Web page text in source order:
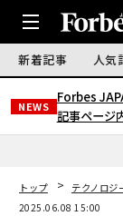
新着記事 人気
NEWS
Forbes
記事ページ
トップ テクノロジ
2025.06.08 15:00